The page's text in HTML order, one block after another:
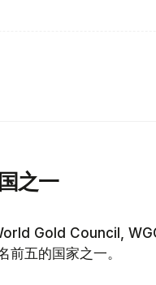
之一
Gold Council,
五的国家之一。